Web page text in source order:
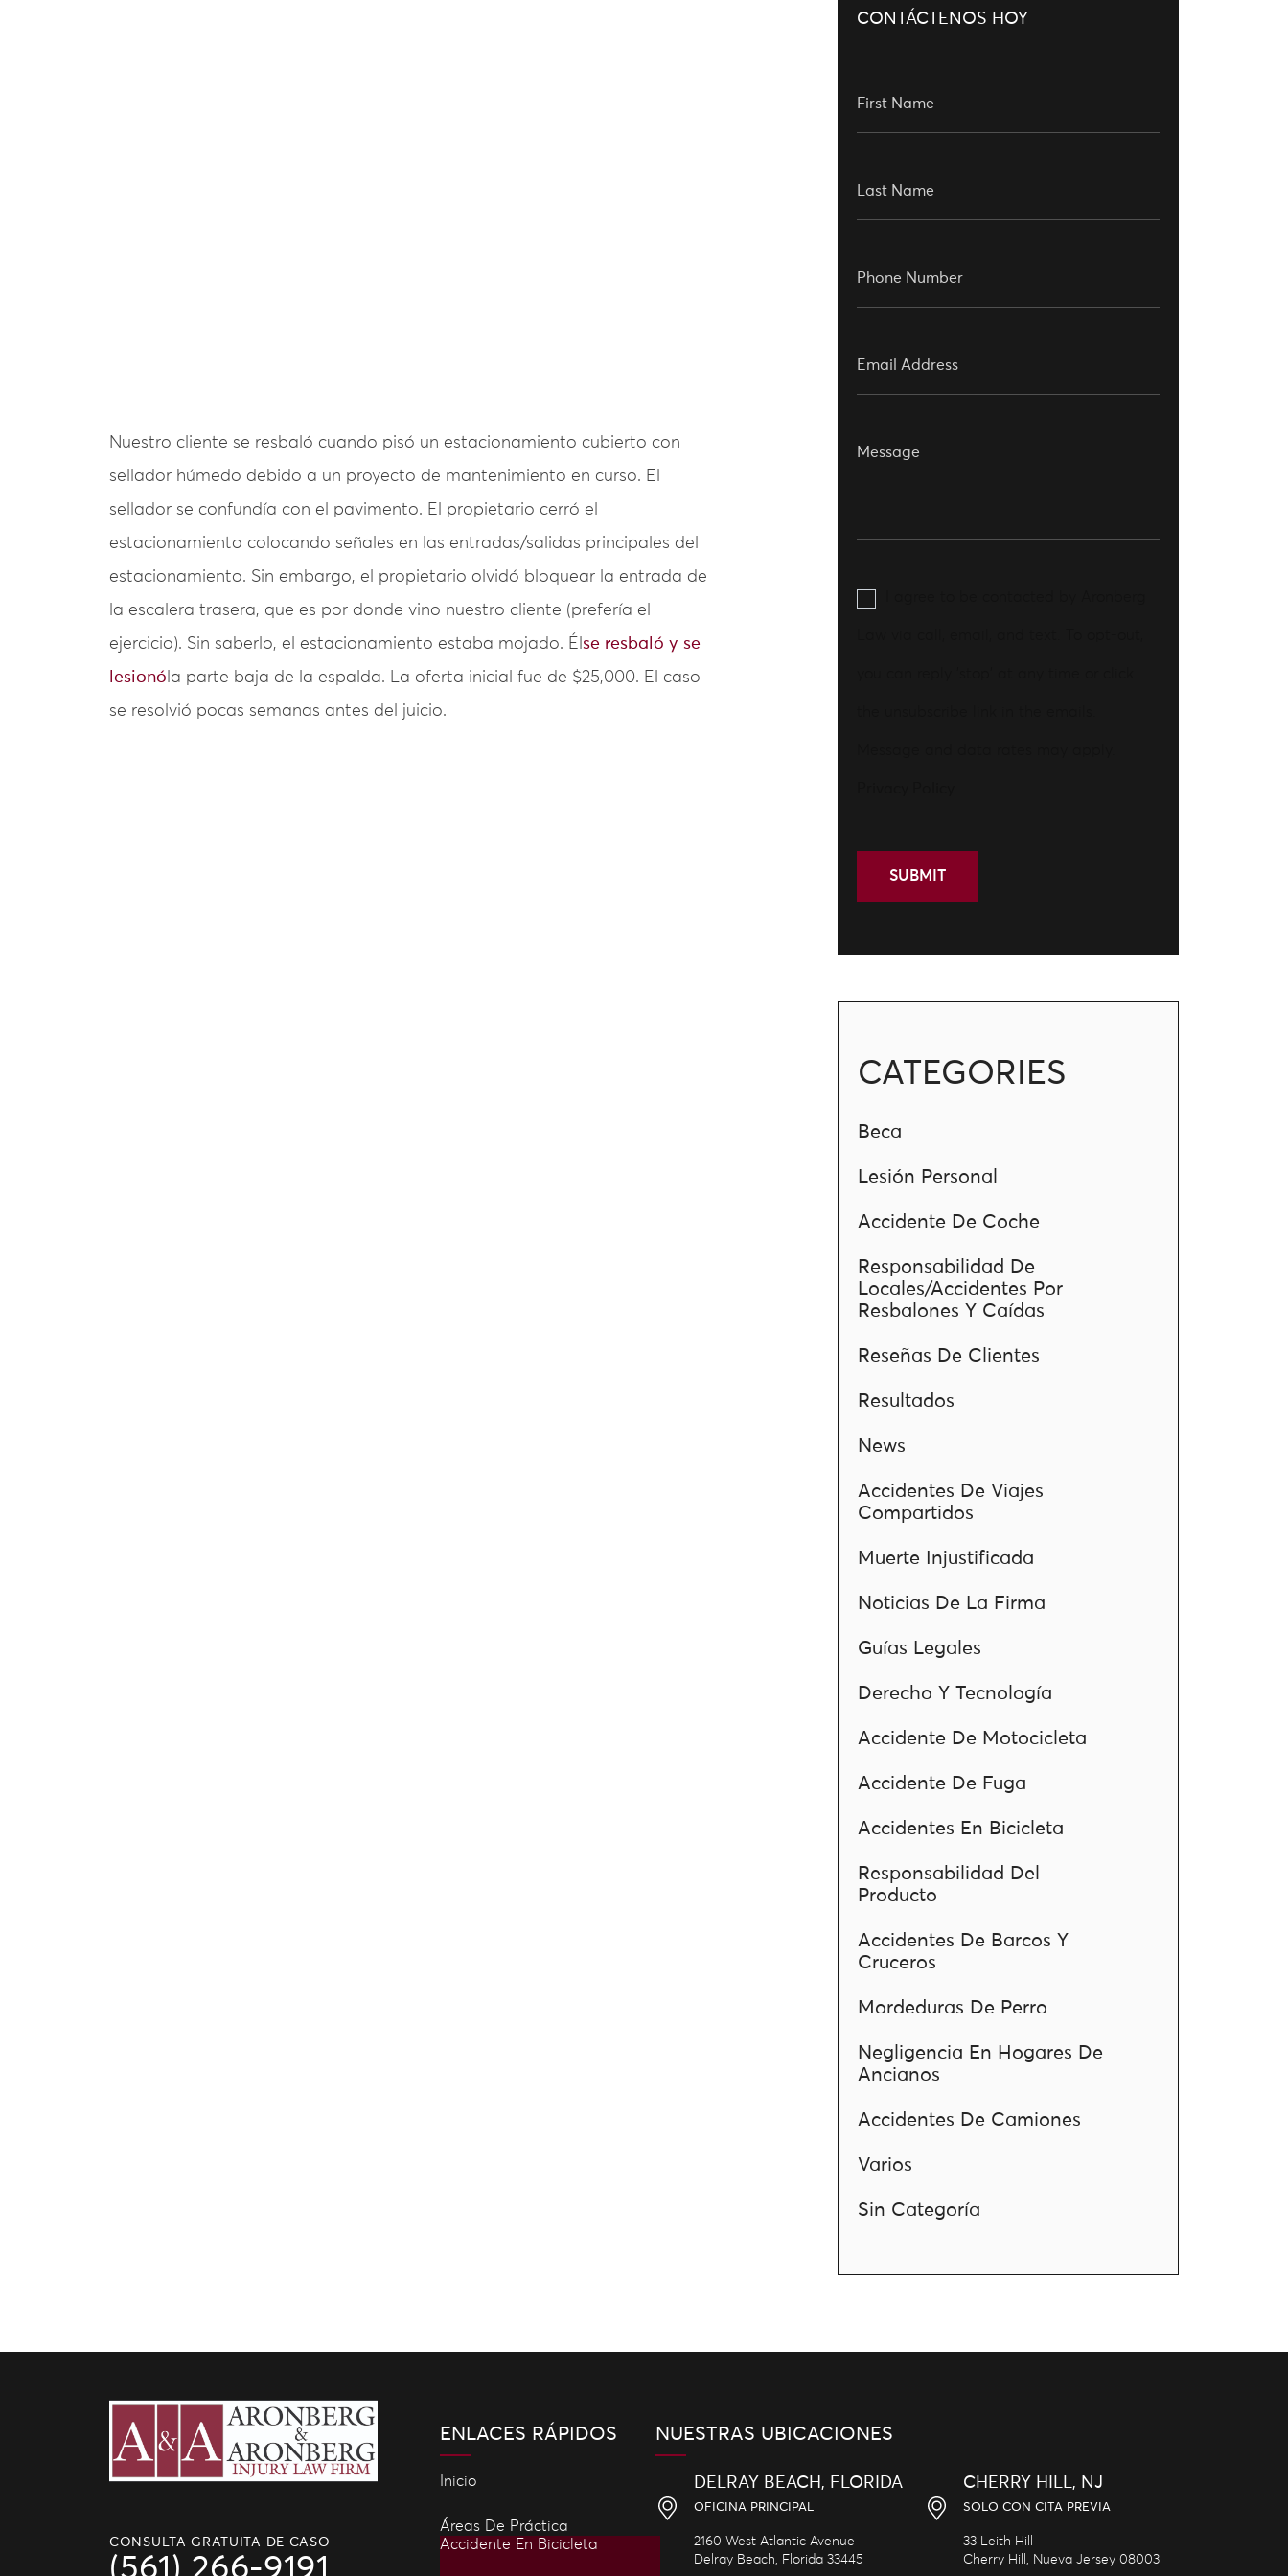
Nuestro cliente se resbaló cuando pisó un estacionamiento cubierto con
sellador húmedo debido a un proyecto de mantenimiento en curso. El
sellador se confundía con el pavimento. El propietario cerró el
estacionamiento colocando señales en las entradas/salidas principales del
estacionamiento. Sin embargo, el propietario olvidó bloquear la entrada de
la escalera trasera, que es por donde vino nuestro cliente (prefería el
ejercicio). Sin saberlo, el estacionamiento estaba mojado. Él se resbaló y se
lesionó la parte baja de la espalda. La oferta inicial fue de $25,000. El caso
se resolvió pocas semanas antes del juicio.
CONTÁCTENOS HOY
CATEGORIES
Beca
Lesión Personal
Accidente De Coche
Responsabilidad De
Locales/Accidentes Por
Resbalones Y Caídas
Reseñas De Clientes
Resultados
News
Accidentes De Viajes
Compartidos
Muerte Injustificada
Noticias De La Firma
Guías Legales
Derecho Y Tecnología
Accidente De Motocicleta
Accidente De Fuga
Accidentes En Bicicleta
Responsabilidad Del
Producto
Accidentes De Barcos Y
Cruceros
Mordeduras De Perro
Negligencia En Hogares De
Ancianos
Accidentes De Camiones
Varios
Sin Categoría
CONSULTA GRATUITA DE CASO
ENLACES RÁPIDOS
Inicio
Áreas De Práctica
Accidente En Bicicleta
NUESTRAS UBICACIONES
DELRAY BEACH, FLORIDA
OFICINA PRINCIPAL
2160 West Atlantic Avenue
Delray Beach, Florida 33445
CHERRY HILL, NJ
SOLO CON CITA PREVIA
33 Leith Hill
Cherry Hill, Nueva Jersey 08003